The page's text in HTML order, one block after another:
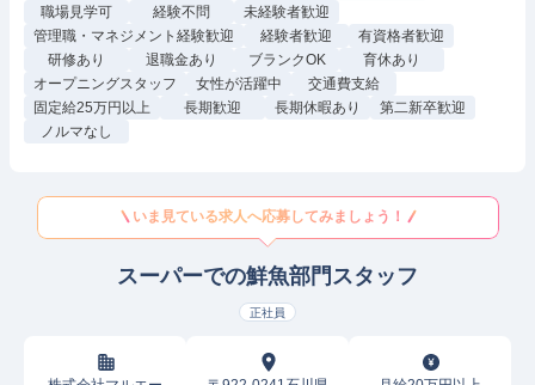
職場見学可
経験不問
未経験者歓迎
管理職・マネジメント経験歓迎
経験者歓迎
有資格者歓迎
研修あり
退職金あり ブランクOK
育休あり
オープニングスタッフ
女性が活躍中
交通費支給
固定給25万円以上
長期歓迎 長期休暇あり
第二新卒歓迎
ノルマなし
いま見ている求人へ応募してみましょう！
スーパーでの鮮魚部門スタッフ
正社員